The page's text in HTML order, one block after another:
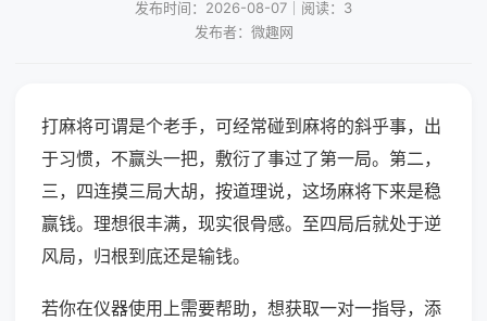
发布时间：2026-08-07｜阅读：3
发布者：微趣网
打麻将可谓是个老手，可经常碰到麻将的斜乎事，出
于习惯，不赢头一把，敷衍了事过了第一局。第二，
三，四连摸三局大胡，按道理说，这场麻将下来是稳
赢钱。理想很丰满，现实很骨感。至四局后就处于逆
风局，归根到底还是输钱。
若你在仪器使用上需要帮助，想获取一对一指导，添